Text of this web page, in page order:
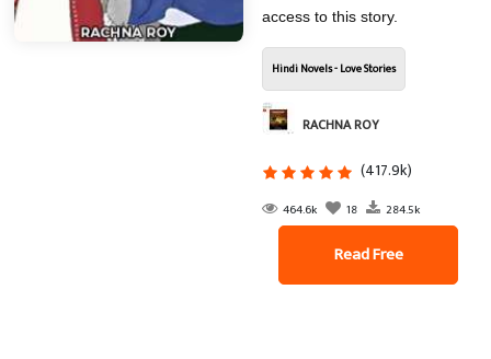
access to this story.
Hindi Novels - Love Stories
RACHNA ROY
(417.9k)
464.6k 18 284.5k
Read Free